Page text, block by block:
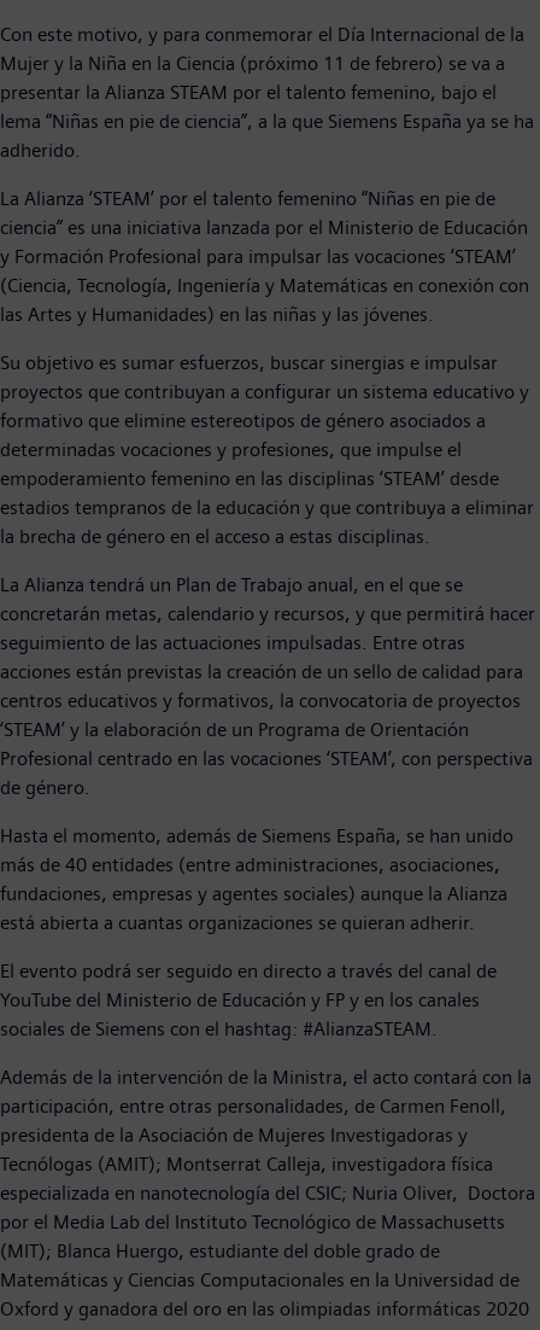
Con este motivo, y para conmemorar el Día Internacional de la
Mujer y la Niña en la Ciencia (próximo 11 de febrero) se va a
presentar la Alianza STEAM por el talento femenino, bajo el
lema “Niñas en pie de ciencia”, a la que Siemens España ya se ha
adherido.
La Alianza ‘STEAM’ por el talento femenino “Niñas en pie de
ciencia” es una iniciativa lanzada por el Ministerio de Educación
y Formación Profesional para impulsar las vocaciones ‘STEAM’
(Ciencia, Tecnología, Ingeniería y Matemáticas en conexión con
las Artes y Humanidades) en las niñas y las jóvenes.
Su objetivo es sumar esfuerzos, buscar sinergias e impulsar
proyectos que contribuyan a configurar un sistema educativo y
formativo que elimine estereotipos de género asociados a
determinadas vocaciones y profesiones, que impulse el
empoderamiento femenino en las disciplinas ‘STEAM’ desde
estadios tempranos de la educación y que contribuya a eliminar
la brecha de género en el acceso a estas disciplinas.
La Alianza tendrá un Plan de Trabajo anual, en el que se
concretarán metas, calendario y recursos, y que permitirá hacer
seguimiento de las actuaciones impulsadas. Entre otras
acciones están previstas la creación de un sello de calidad para
centros educativos y formativos, la convocatoria de proyectos
‘STEAM’ y la elaboración de un Programa de Orientación
Profesional centrado en las vocaciones ‘STEAM’, con perspectiva
de género.
Hasta el momento, además de Siemens España, se han unido
más de 40 entidades (entre administraciones, asociaciones,
fundaciones, empresas y agentes sociales) aunque la Alianza
está abierta a cuantas organizaciones se quieran adherir.
El evento podrá ser seguido en directo a través del canal de
YouTube del Ministerio de Educación y FP y en los canales
sociales de Siemens con el hashtag: #AlianzaSTEAM.
Además de la intervención de la Ministra, el acto contará con la
participación, entre otras personalidades, de Carmen Fenoll,
presidenta de la Asociación de Mujeres Investigadoras y
Tecnólogas (AMIT); Montserrat Calleja, investigadora física
especializada en nanotecnología del CSIC; Nuria Oliver, Doctora
por el Media Lab del Instituto Tecnológico de Massachusetts
(MIT); Blanca Huergo, estudiante del doble grado de
Matemáticas y Ciencias Computacionales en la Universidad de
Oxford y ganadora del oro en las olimpiadas informáticas 2020